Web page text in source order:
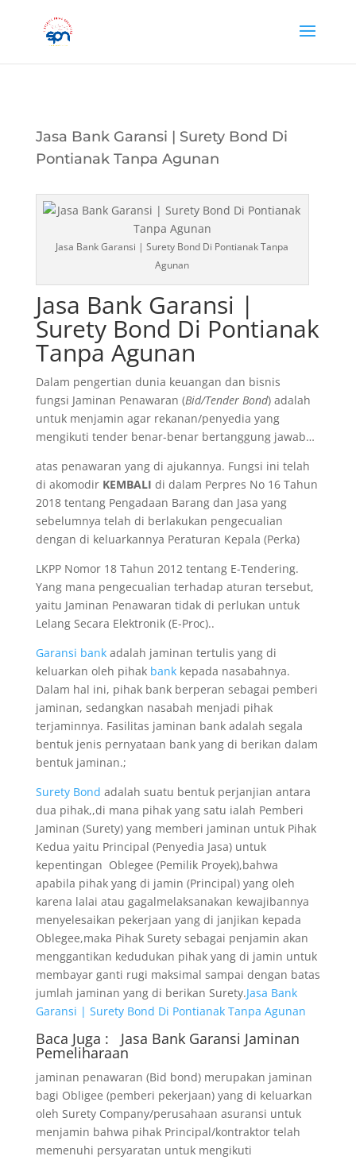
Jasa Bank Garansi | Surety Bond Di
Pontianak Tanpa Agunan
Jasa Bank Garansi | Surety Bond Di Pontianak Tanpa
Agunan
Jasa Bank Garansi |
Surety Bond Di Pontianak
Tanpa Agunan
Dalam pengertian dunia keuangan dan bisnis
fungsi Jaminan Penawaran (Bid/Tender Bond) adalah
untuk menjamin agar rekanan/penyedia yang
mengikuti tender benar-benar bertanggung jawab…
atas penawaran yang di ajukannya. Fungsi ini telah
di akomodir KEMBALI di dalam Perpres No 16 Tahun
2018 tentang Pengadaan Barang dan Jasa yang
sebelumnya telah di berlakukan pengecualian
dengan di keluarkannya Peraturan Kepala (Perka)
LKPP Nomor 18 Tahun 2012 tentang E-Tendering.
Yang mana pengecualian terhadap aturan tersebut,
yaitu Jaminan Penawaran tidak di perlukan untuk
Lelang Secara Elektronik (E-Proc)..
Garansi bankadalah jaminan tertulis yang di
keluarkan oleh pihak bankkepada nasabahnya.
Dalam hal ini, pihak bank berperan sebagai pemberi
jaminan, sedangkan nasabah menjadi pihak
terjaminnya. Fasilitas jaminan bank adalah segala
bentuk jenis pernyataan bank yang di berikan dalam
bentuk jaminan.;
Surety Bond adalah suatu bentuk perjanjian antara
dua pihak,,di mana pihak yang satu ialah Pemberi
Jaminan (Surety) yang memberi jaminan untuk Pihak
Kedua yaitu Principal (Penyedia Jasa) untuk
kepentingan Oblegee (Pemilik Proyek),bahwa
apabila pihak yang di jamin (Principal) yang oleh
karena lalai atau gagalmelaksanakan kewajibannya
menyelesaikan pekerjaan yang di janjikan kepada
Oblegee,maka Pihak Surety sebagai penjamin akan
menggantikan kedudukan pihak yang di jamin untuk
membayar ganti rugi maksimal sampai dengan batas
jumlah jaminan yang di berikan Surety.Jasa Bank
Garansi | Surety Bond Di Pontianak Tanpa Agunan
Baca Juga : Jasa Bank Garansi Jaminan
Pemeliharaan
jaminan penawaran (Bid bond) merupakan jaminan
bagi Obligee (pemberi pekerjaan) yang di keluarkan
oleh Surety Company/perusahaan asuransi untuk
menjamin bahwa pihak Principal/kontraktor telah
memenuhi persyaratan untuk mengikuti